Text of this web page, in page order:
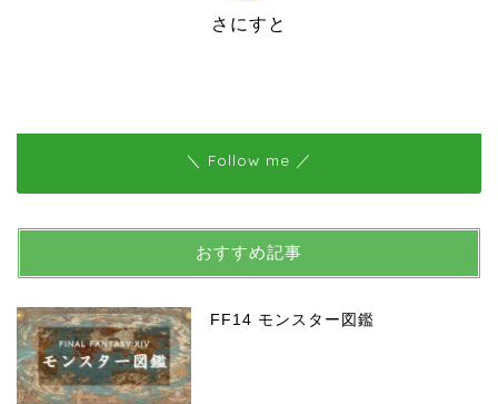
さにすと
＼ Follow me ／
おすすめ記事
FF14 モンスター図鑑